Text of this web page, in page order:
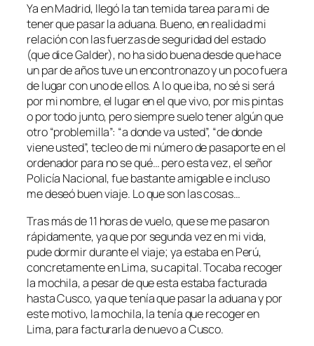
Ya en Madrid, llegó la tan temida tarea para mi de
tener que pasar la aduana. Bueno, en realidad mi
relación con las fuerzas de seguridad del estado
(que dice Galder), no ha sido buena desde que hace
un par de años tuve un encontronazo y un poco fuera
de lugar con uno de ellos. A lo que iba, no sé si será
por mi nombre, el lugar en el que vivo, por mis pintas
o por todo junto, pero siempre suelo tener algún que
otro “problemilla”: “a donde va usted”, “de donde
viene usted”, tecleo de mi número de pasaporte en el
ordenador para no se qué… pero esta vez, el señor
Policía Nacional, fue bastante amigable e incluso
me deseó buen viaje. Lo que son las cosas…
Tras más de 11 horas de vuelo, que se me pasaron
rápidamente, ya que por segunda vez en mi vida,
pude dormir durante el viaje; ya estaba en Perú,
concretamente en Lima, su capital. Tocaba recoger
la mochila, a pesar de que esta estaba facturada
hasta Cusco, ya que tenía que pasar la aduana y por
este motivo, la mochila, la tenía que recoger en
Lima, para facturarla de nuevo a Cusco.